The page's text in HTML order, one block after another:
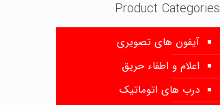
Product Categories
آیفون های تصویری
اعلام و اطفاء حریق
درب های اتوماتیک